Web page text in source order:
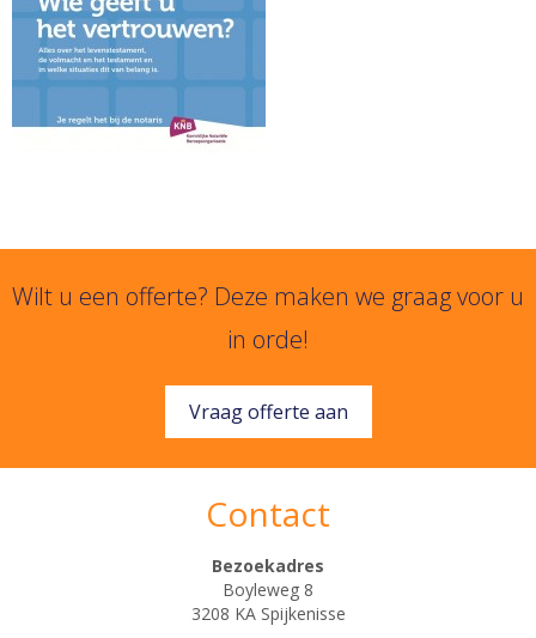
Wilt u een offerte? Deze maken we graag voor u
in orde!
Vraag offerte aan
Contact
Bezoekadres
Boyleweg 8
3208 KA Spijkenisse